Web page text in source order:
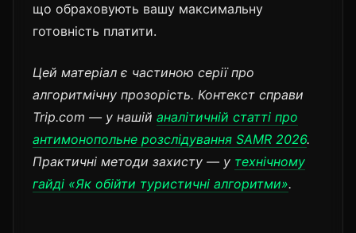
що обраховують вашу максимальну
готовність платити.
Цей матеріал є частиною серії про
алгоритмічну прозорість. Контекст справи
Trip.com — у нашій аналітичній статті про
антимонопольне розслідування SAMR 2026.
Практичні методи захисту — у технічному
гайді «Як обійти туристичні алгоритми».